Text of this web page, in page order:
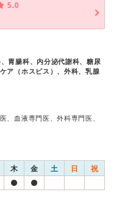
5.0
胃腸科、内分泌代謝科、糖尿
ア（ホスピス）、外科、乳腺
、血液専門医、外科専門医、
木 金 土 日 祝